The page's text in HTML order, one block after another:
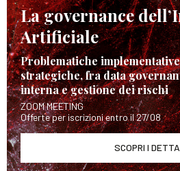
La governance
Artificiale
Problematiche
strategiche, fra data
interna e gestione dei rischi
ZOOM MEETING
Offerte per iscrizioni entro il 27/08
SCOPRI I